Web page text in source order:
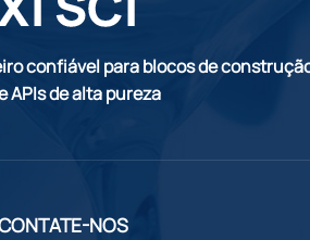
confiável para blocos de
APIs de alta pureza
NOS